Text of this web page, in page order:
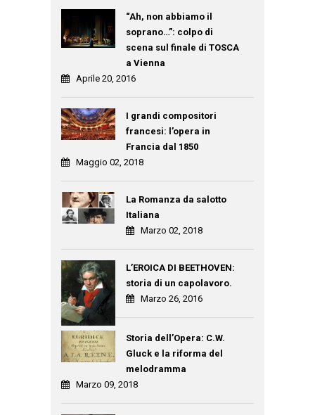
“Ah, non abbiamo il
soprano…”: colpo di
scena sul finale di TOSCA
a Vienna
Aprile 20, 2016
I grandi compositori
francesi: l’opera in
Francia dal 1850
Maggio 02, 2018
La Romanza da salotto
Italiana
Marzo 02, 2018
L’EROICA DI BEETHOVEN:
storia di un capolavoro.
Marzo 26, 2016
Storia dell’Opera: C.W.
Gluck e la riforma del
melodramma
Marzo 09, 2018